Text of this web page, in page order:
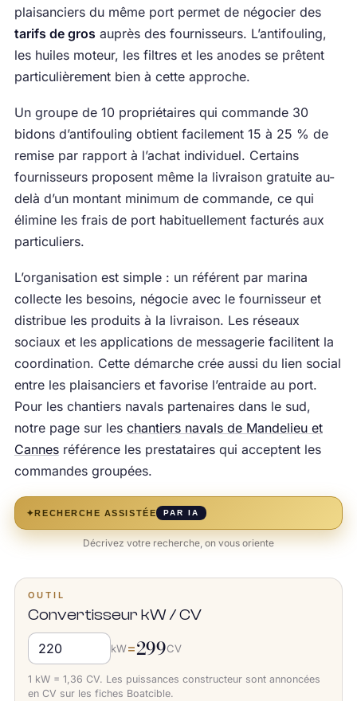
plaisanciers du même port permet de négocier des
tarifs de gros auprès des fournisseurs. L’antifouling,
les huiles moteur, les filtres et les anodes se prêtent
particulièrement bien à cette approche.
Un groupe de 10 propriétaires qui commande 30
bidons d’antifouling obtient facilement 15 à 25 % de
remise par rapport à l’achat individuel. Certains
fournisseurs proposent même la livraison gratuite au-
delà d’un montant minimum de commande, ce qui
élimine les frais de port habituellement facturés aux
particuliers.
L’organisation est simple : un référent par marina
collecte les besoins, négocie avec le fournisseur et
distribue les produits à la livraison. Les réseaux
sociaux et les applications de messagerie facilitent la
coordination. Cette démarche crée aussi du lien social
entre les plaisanciers et favorise l’entraide au port.
Pour les chantiers navals partenaires dans le sud,
notre page sur les chantiers navals de Mandelieu et
Cannesréférence les prestataires qui acceptent les
commandes groupées.
✦RECHERCHE ASSISTÉE PAR IA
Décrivez votre recherche, on vous oriente
OUTIL
Convertisseur kW / CV
kW=299CV
1 kW = 1,36 CV. Les puissances constructeur sont annoncées
en CV sur les fiches Boatcible.